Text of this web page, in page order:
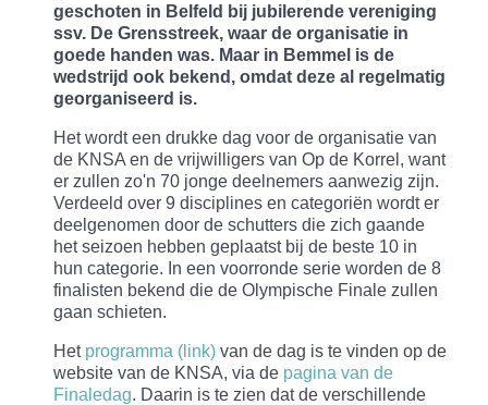
geschoten in Belfeld bij jubilerende vereniging
ssv. De Grensstreek, waar de organisatie in
goede handen was. Maar in Bemmel is de
wedstrijd ook bekend, omdat deze al regelmatig
georganiseerd is.
Het wordt een drukke dag voor de organisatie van
de KNSA en de vrijwilligers van Op de Korrel, want
er zullen zo'n 70 jonge deelnemers aanwezig zijn.
Verdeeld over 9 disciplines en categoriën wordt er
deelgenomen door de schutters die zich gaande
het seizoen hebben geplaatst bij de beste 10 in
hun categorie. In een voorronde serie worden de 8
finalisten bekend die de Olympische Finale zullen
gaan schieten.
Het programma (link) van de dag is te vinden op de
website van de KNSA, via de pagina van de
Finaledag. Daarin is te zien dat de verschillende